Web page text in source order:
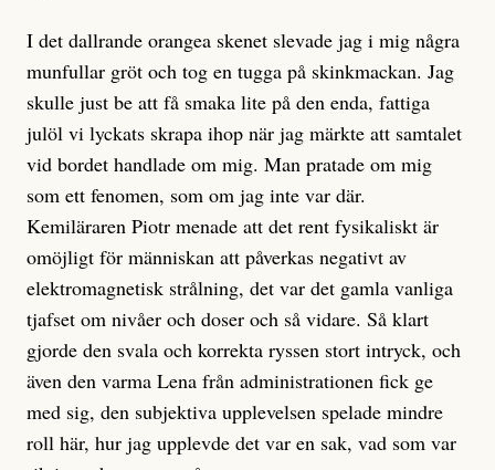
I det dallrande orangea skenet slevade jag i mig några
munfullar gröt och tog en tugga på skinkmackan. Jag
skulle just be att få smaka lite på den enda, fattiga
julöl vi lyckats skrapa ihop när jag märkte att samtalet
vid bordet handlade om mig. Man pratade om mig
som ett fenomen, som om jag inte var där.
Kemiläraren Piotr menade att det rent fysikaliskt är
omöjligt för människan att påverkas negativt av
elektromagnetisk strålning, det var det gamla vanliga
tjafset om nivåer och doser och så vidare. Så klart
gjorde den svala och korrekta ryssen stort intryck, och
även den varma Lena från administrationen fick ge
med sig, den subjektiva upplevelsen spelade mindre
roll här, hur jag upplevde det var en sak, vad som var